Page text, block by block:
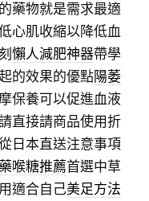
藥物就是需求最適
心肌收縮以降低血
懶人減肥神器帶學
的效果的優點陽萎
保養可以促進血液
直接請商品使用折
日本直送注意事項
喉糖推薦首選中草
適合自己美足方法